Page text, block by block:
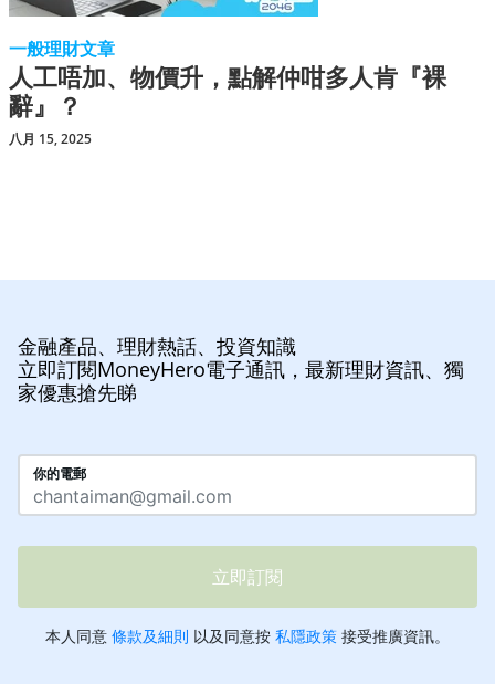
一般理財文章
人工唔加、物價升，點解仲咁多人肯『裸
辭』？
八月 15, 2025
金融產品、理財熱話、投資知識
立即訂閱MoneyHero電子通訊，最新理財資訊、獨
家優惠搶先睇